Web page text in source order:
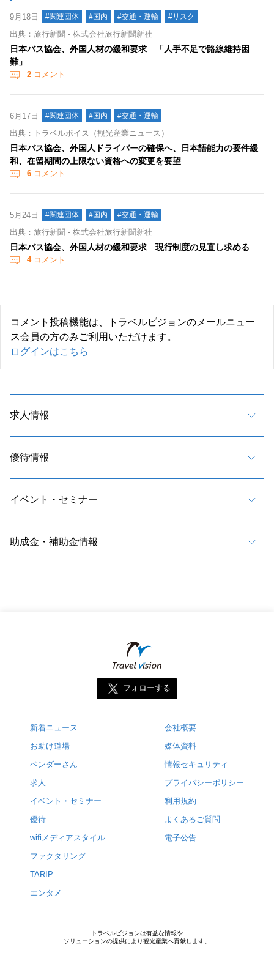
9月18日 #関連団体 #国内 #交通・運輸 #リスク
出典：旅行新聞 - 株式会社旅行新聞新社
日本バス協会、外国人材の緩和要求 「人手不足で路線維持困
難」
2 コメント
6月17日 #関連団体 #国内 #交通・運輸
出典：トラベルボイス（観光産業ニュース）
日本バス協会、外国人ドライバーの確保へ、日本語能力の要件緩
和、在留期間の上限ない資格への変更を要望
6 コメント
5月24日 #関連団体 #国内 #交通・運輸
出典：旅行新聞 - 株式会社旅行新聞新社
日本バス協会、外国人材の緩和要求 現行制度の見直し求める
4コメント
コメント投稿機能は、トラベルビジョンのメールニュー
ス会員の方のみご利用いただけます。
ログインはこちら
求人情報
優待情報
イベント・セミナー
助成金・補助金情報
フォローする
新着ニュース
お助け道場
ベンダーさん
求人
イベント・セミナー
優待
wifiメディアスタイル
ファクタリング
TARIP
エンタメ
会社概要
媒体資料
情報セキュリティ
プライバシーポリシー
利用規約
よくあるご質問
電子公告
トラベルビジョンは有益な情報や
ソリューションの提供により観光産業へ貢献します。